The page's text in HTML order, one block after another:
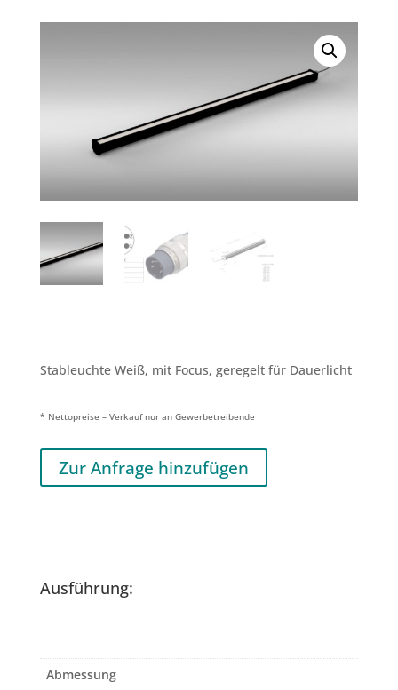
Stableuchte Weiß, mit Focus, geregelt für Dauerlicht
* Nettopreise – Verkauf nur an Gewerbetreibende
Zur Anfrage hinzufügen
Ausführung:
Abmessung